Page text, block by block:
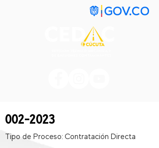
002-2023
Tipo de Proceso: Contratación Directa